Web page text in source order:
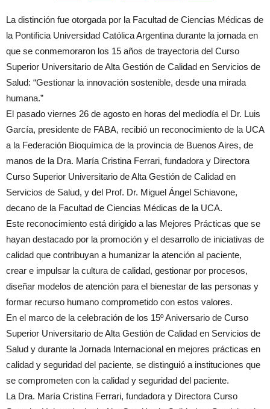
La distinción fue otorgada por la Facultad de Ciencias Médicas de
la Pontificia Universidad Católica Argentina durante la jornada en
que se conmemoraron los 15 años de trayectoria del Curso
Superior Universitario de Alta Gestión de Calidad en Servicios de
Salud: “Gestionar la innovación sostenible, desde una mirada
humana.”
El pasado viernes 26 de agosto en horas del mediodía el Dr. Luis
García, presidente de FABA, recibió un reconocimiento de la UCA
a la Federación Bioquímica de la provincia de Buenos Aires, de
manos de la Dra. María Cristina Ferrari, fundadora y Directora
Curso Superior Universitario de Alta Gestión de Calidad en
Servicios de Salud, y del Prof. Dr. Miguel Ángel Schiavone,
decano de la Facultad de Ciencias Médicas de la UCA.
Este reconocimiento está dirigido a las Mejores Prácticas que se
hayan destacado por la promoción y el desarrollo de iniciativas de
calidad que contribuyan a humanizar la atención al paciente,
crear e impulsar la cultura de calidad, gestionar por procesos,
diseñar modelos de atención para el bienestar de las personas y
formar recurso humano comprometido con estos valores.
En el marco de la celebración de los 15º Aniversario de Curso
Superior Universitario de Alta Gestión de Calidad en Servicios de
Salud y durante la Jornada Internacional en mejores prácticas en
calidad y seguridad del paciente, se distinguió a instituciones que
se comprometen con la calidad y seguridad del paciente.
La Dra. María Cristina Ferrari, fundadora y Directora Curso